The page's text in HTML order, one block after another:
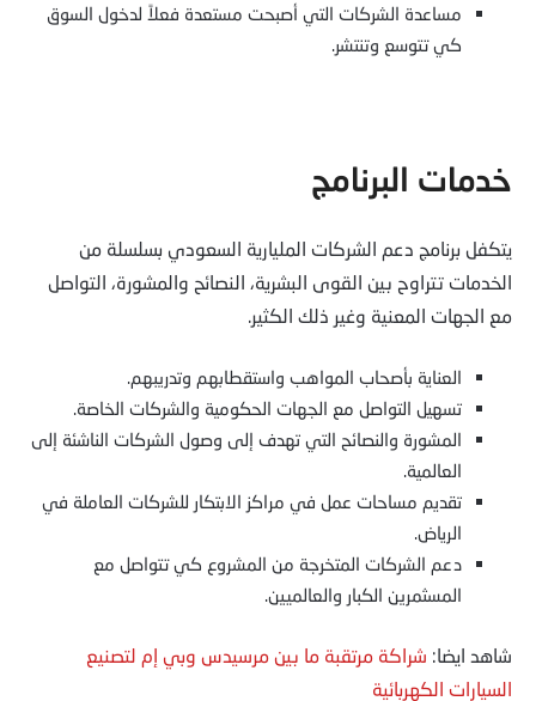
مساعدة الشركات التي أصبحت مستعدة فعلاً لدخول السوق
كي تتوسع وتنتشر.
خدمات البرنامج
يتكفل برنامج دعم الشركات المليارية السعودي بسلسلة من
الخدمات تتراوح بين القوى البشرية، النصائح والمشورة، التواصل
مع الجهات المعنية وغير ذلك الكثير.
العناية بأصحاب المواهب واستقطابهم وتدريبهم.
تسهيل التواصل مع الجهات الحكومية والشركات الخاصة.
المشورة والنصائح التي تهدف إلى وصول الشركات الناشئة إلى
العالمية.
تقديم مساحات عمل في مراكز الابتكار للشركات العاملة في
الرياض.
دعم الشركات المتخرجة من المشروع كي تتواصل مع
المسثمرين الكبار والعالميين.
شاهد ايضا: شراكة مرتقبة ما بين مرسيدس وبي إم لتصنيع
السيارات الكهربائية